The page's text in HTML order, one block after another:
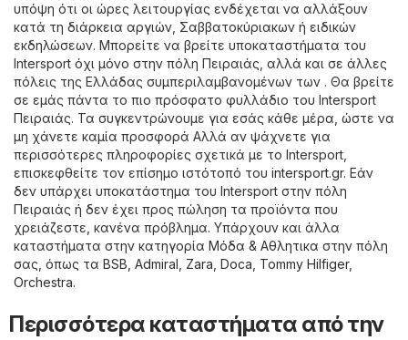
υπόψη ότι οι ώρες λειτουργίας ενδέχεται να αλλάξουν
κατά τη διάρκεια αργιών, Σαββατοκύριακων ή ειδικών
εκδηλώσεων. Μπορείτε να βρείτε υποκαταστήματα του
Intersport όχι μόνο στην πόλη Πειραιάς, αλλά και σε άλλες
πόλεις της Ελλάδας συμπεριλαμβανομένων των . Θα βρείτε
σε εμάς πάντα το πιο πρόσφατο φυλλάδιο του Intersport
Πειραιάς. Τα συγκεντρώνουμε για εσάς κάθε μέρα, ώστε να
μη χάνετε καμία προσφορά Αλλά αν ψάχνετε για
περισσότερες πληροφορίες σχετικά με το Intersport,
επισκεφθείτε τον επίσημο ιστότοπό του intersport.gr. Εάν
δεν υπάρχει υποκατάστημα του Intersport στην πόλη
Πειραιάς ή δεν έχει προς πώληση τα προϊόντα που
χρειάζεστε, κανένα πρόβλημα. Υπάρχουν και άλλα
καταστήματα στην κατηγορία Μόδα & Aθλητικα στην πόλη
σας, όπως τα BSB Admiral Zara Doca Tommy Hilfiger,
Orchestra.
Περισσότερα καταστήματα από την